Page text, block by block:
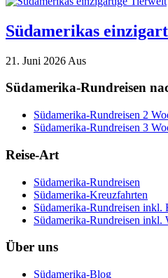
Südamerikas
21. Juni 2026 Aus
Südamerika-Rundreisen
Südamerika-Rundreisen 2
Südamerika-Rundreisen 3
Reise-Art
Südamerika-Rundreisen
Südamerika-Kreuzfahrten
Südamerika-Rundreisen inkl.
Südamerika-Rundreisen inkl.
Über uns
Südamerika-Blog